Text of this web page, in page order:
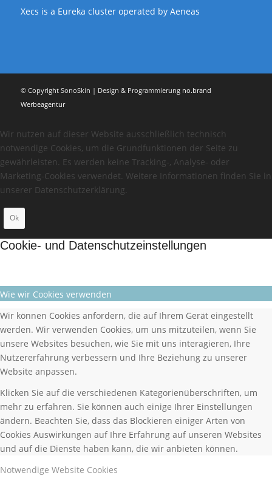
Xecs is a Eureka cluster operated by Aeneas
© Copyright SonoSkin | Design & Programmierung no.brand
Werbeagentur
Wir nutzen auf dieser Website ausschließlich technisch
notwendige Cookies, um die Grundfunktionen der Seite zu
gewährleisten. Es werden keine Tracking-, Analyse- oder
Marketing-Cookies verwendet. Weitere Informationen finden Sie in
unserer Datenschutzerklärung.
Ok
Cookie- und Datenschutzeinstellungen
Wie wir Cookies verwenden
Wir können Cookies anfordern, die auf Ihrem Gerät eingestellt
werden. Wir verwenden Cookies, um uns mitzuteilen, wenn Sie
unsere Websites besuchen, wie Sie mit uns interagieren, Ihre
Nutzererfahrung verbessern und Ihre Beziehung zu unserer
Website anpassen.
Klicken Sie auf die verschiedenen Kategorienüberschriften, um
mehr zu erfahren. Sie können auch einige Ihrer Einstellungen
ändern. Beachten Sie, dass das Blockieren einiger Arten von
Cookies Auswirkungen auf Ihre Erfahrung auf unseren Websites
und auf die Dienste haben kann, die wir anbieten können.
Notwendige Website Cookies